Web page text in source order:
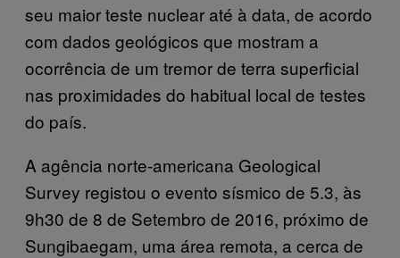
seu maior teste nuclear até à data, de acordo
com dados geológicos que mostram a
ocorrência de um tremor de terra superficial
nas proximidades do habitual local de testes
do país.
A agência norte-americana Geological
Survey registou o evento sísmico de 5.3, às
9h30 de 8 de Setembro de 2016, próximo de
Sungibaegam, uma área remota, a cerca de